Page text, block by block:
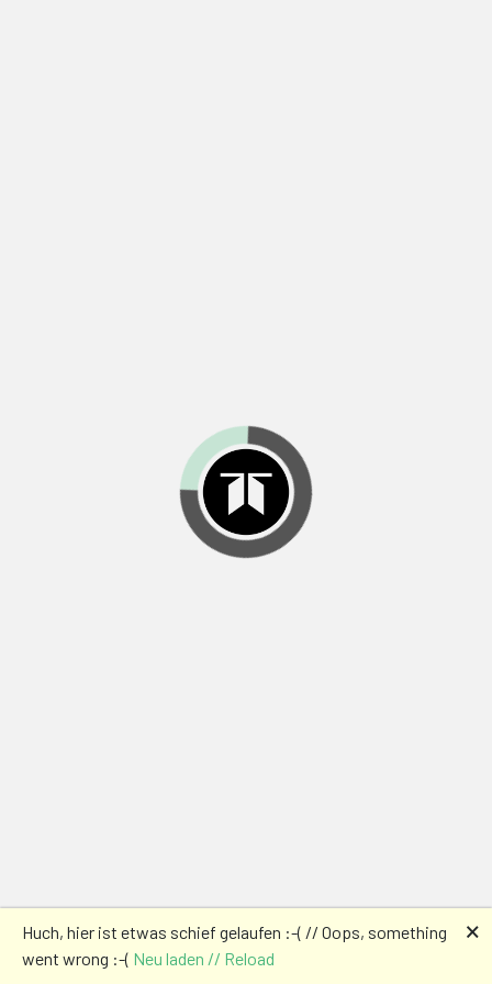
Huch, hier ist etwas schief gelaufen :-( // Oops, something
went wrong :-( Neu laden // Reload
🗙